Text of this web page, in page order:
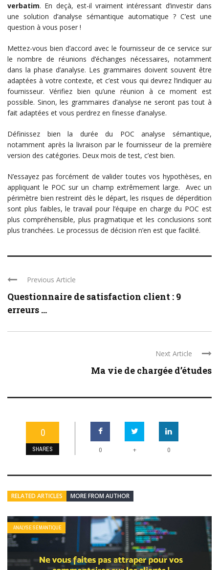
verbatim. En deçà, est-il vraiment intéressant d’investir dans
une solution d’analyse sémantique automatique ? C’est une
question à vous poser !
Mettez-vous bien d’accord avec le fournisseur de ce service sur
le nombre de réunions d’échanges nécessaires, notamment
dans la phase d’analyse. Les grammaires doivent souvent être
adaptées à votre contexte, et c’est vous qui devrez l’indiquer au
fournisseur. Vérifiez bien qu’une réunion à ce moment est
possible. Sinon, les grammaires d’analyse ne seront pas tout à
fait adaptées et vous perdrez en finesse d’analyse.
Définissez bien la durée du POC analyse sémantique,
notamment après la livraison par le fournisseur de la première
version des catégories. Deux mois de test, c’est bien.
N’essayez pas forcément de valider toutes vos hypothèses, en
appliquant le POC sur un champ extrêmement large. Avec un
périmètre bien restreint dès le départ, les risques de déperdition
sont plus faibles, le travail pour l’équipe en charge du POC est
plus compréhensible, plus pragmatique et les conclusions sont
plus tranchées. Le processus de décision n’en est que facilité.
Previous Article
Questionnaire de satisfaction client : 9
erreurs ...
Next Article
Ma vie de chargée d’études
0
SHARES 0 + 0
RELATED ARTICLES MORE FROM AUTHOR
ANALYSE SÉMANTIQUE